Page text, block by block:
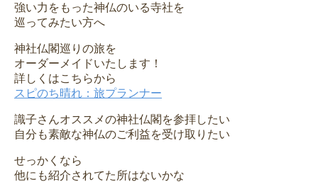
強い力をもった神仏のいる寺社を
巡ってみたい方へ
神社仏閣巡りの旅を
オーダーメイドいたします！
詳しくはこちらから
スピのち晴れ：旅プランナー
識子さんオススメの神社仏閣を参拝したい
自分も素敵な神仏のご利益を受け取りたい
せっかくなら
他にも紹介されてた所はないかな